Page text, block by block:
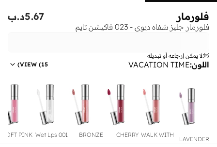
فلورمار
فلورمار جليز شفاه ديوي - 023 فاكيشن تايم
د.ب5.67
لا يمكن إرجاعه أو تبديله
اللون:
VACATION TIME
VIEW (15
)
LAVENDER
WALK WITH
CHERRY
BRONZE
001 Wet Lps
SOFT PINK